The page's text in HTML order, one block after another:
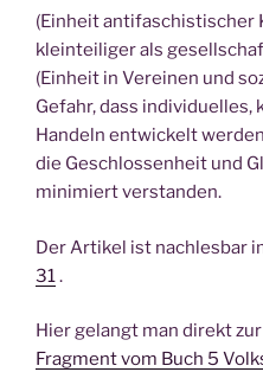
(Einheit antifaschistischer
kleinteiliger als
(Einheit in Vereinen und
Gefahr, dass
Handeln entwickelt
die Geschlossenheit und
minimiert verstanden.
Der Artikel ist nachlesbar
31.
Hier gelangt man direkt
Fragment vom Buch 5